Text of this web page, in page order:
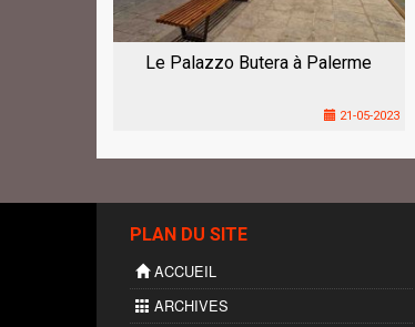
Le Palazzo Butera à Palerme
21-05-2023
PLAN DU SITE
ACCUEIL
ARCHIVES